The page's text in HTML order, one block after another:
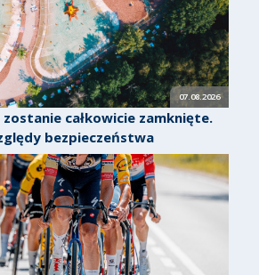
07.08.2026
zostanie całkowicie zamknięte.
bezpieczeństwa